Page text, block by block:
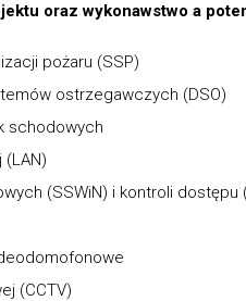
oraz wykonawstwo a
pożaru (SSP)
ostrzegawczych (DSO)
schodowych
(SSWiN) i kontroli dostępu
(CCTV)